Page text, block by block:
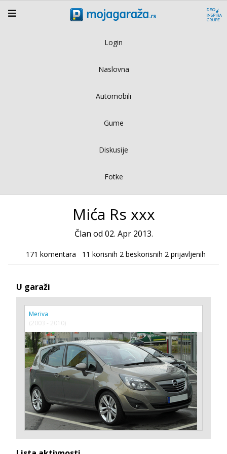
Login
Naslovna
Automobili
Gume
Diskusije
Fotke
Mića Rs xxx
Član od 02. Apr 2013.
171 komentara 11 korisnih 2 beskorisnih 2 prijavljenih
U garaži
Meriva
(2003 - 2010)